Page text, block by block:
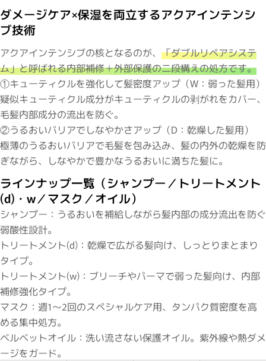
ダメージケア×保湿を両立するアクアインテンシ
ブ技術
アクアインテンシブの核となるのが、 「ダブルリペアシステ
ム」と呼ばれる内部補修＋外部保護の二段構えの処方です。
①キューティクルを強化して髪密度アップ（W：弱った髪用）
疑似キューティクル成分がキューティクルの剥がれをカバー、
毛髪内部成分の流出を防ぐ。
②うるおいバリアでしなやかさアップ（D：乾燥した髪用）
極薄のうるおいバリアで毛髪を包み込み、髪の内外の乾燥を防
ぎながら、しなやかで豊かなうるおいに満ちた髪に。
ラインナップ一覧（シャンプー／トリートメント
(d)・w／マスク／オイル）
シャンプー：うるおいを補給しながら髪内部の成分流出を防ぐ
弱酸性設計。
トリートメント(d)：乾燥で広がる髪向け、しっとりまとまり
タイプ。
トリートメント(w)：ブリーチやパーマで弱った髪向け、内部
補修強化タイプ。
マスク：週1〜2回のスペシャルケア用、タンパク質密度を高
める集中処方。
ベルベットオイル：洗い流さない保護オイル。紫外線や熱ダメ
ージをガード。